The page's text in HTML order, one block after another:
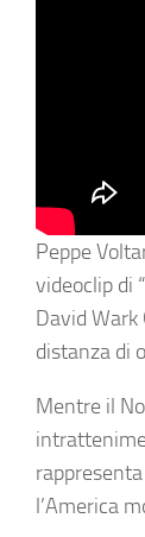
Peppe
videoclip di “
David
distanza di
Mentre il
l’America